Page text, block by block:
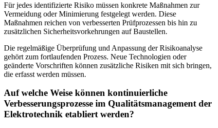
Für jedes identifizierte Risiko müssen konkrete Maßnahmen zur
Vermeidung oder Minimierung festgelegt werden. Diese
Maßnahmen reichen von verbesserten Prüfprozessen bis hin zu
zusätzlichen Sicherheitsvorkehrungen auf Baustellen.
Die regelmäßige Überprüfung und Anpassung der Risikoanalyse
gehört zum fortlaufenden Prozess. Neue Technologien oder
geänderte Vorschriften können zusätzliche Risiken mit sich bringen,
die erfasst werden müssen.
Auf welche Weise können kontinuierliche
Verbesserungsprozesse im Qualitätsmanagement der
Elektrotechnik etabliert werden?